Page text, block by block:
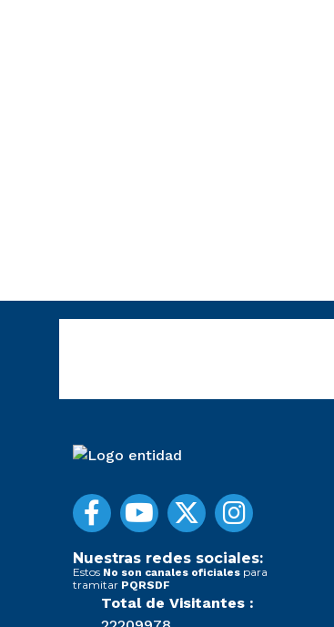
Nuestras redes sociales:
Estos No son canales oficiales para
tramitar PQRSDF
Total de Visitantes :